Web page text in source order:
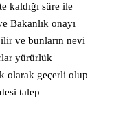
kaldığı süre ile
Bakanlık onayı
ve bunların nevi
yürürlük
olarak geçerli olup
talep